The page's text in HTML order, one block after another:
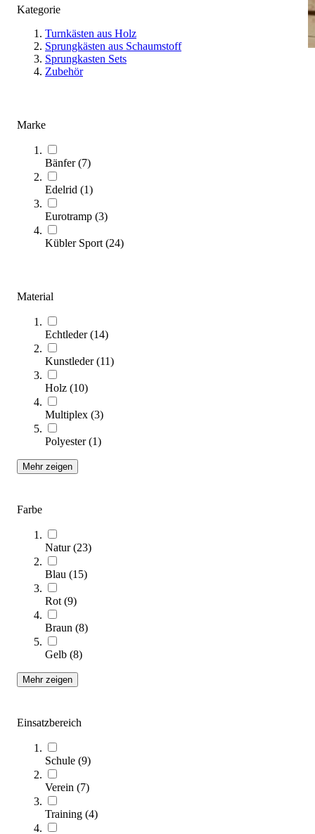
Kategorie
Turnkästen aus Holz
Sprungkästen aus Schaumstoff
Sprungkasten Sets
Zubehör
Marke
Bänfer(7)
Edelrid (1)
Eurotramp (3)
Kübler Sport (24)
Material
Echtleder(14)
Kunstleder(11)
Holz (10)
Multiplex (3)
Polyester(1)
Mehr zeigen
Farbe
Natur(23)
Blau (15)
Rot (9)
Braun (8)
Gelb (8)
Mehr zeigen
Einsatzbereich
Schule (9)
Verein (7)
Training (4)
Sprungkästen
Kaufberater für Sprungkästen erhalten Sie wichtige Informationen,
um den perfekten Kasten für Ihre Anforderungen auszuwählen.
Zum Ratgeber
Kategorien & Filter
Sie lesen gerade Seite
Zum Produkt
Varianten zur Auswahl
Längere Lieferzeit
Kübler Sport® Sprungkasten KLASSIK
ab
360,00 €
Zum Produkt
Varianten zur Auswahl
Längere Lieferzeit